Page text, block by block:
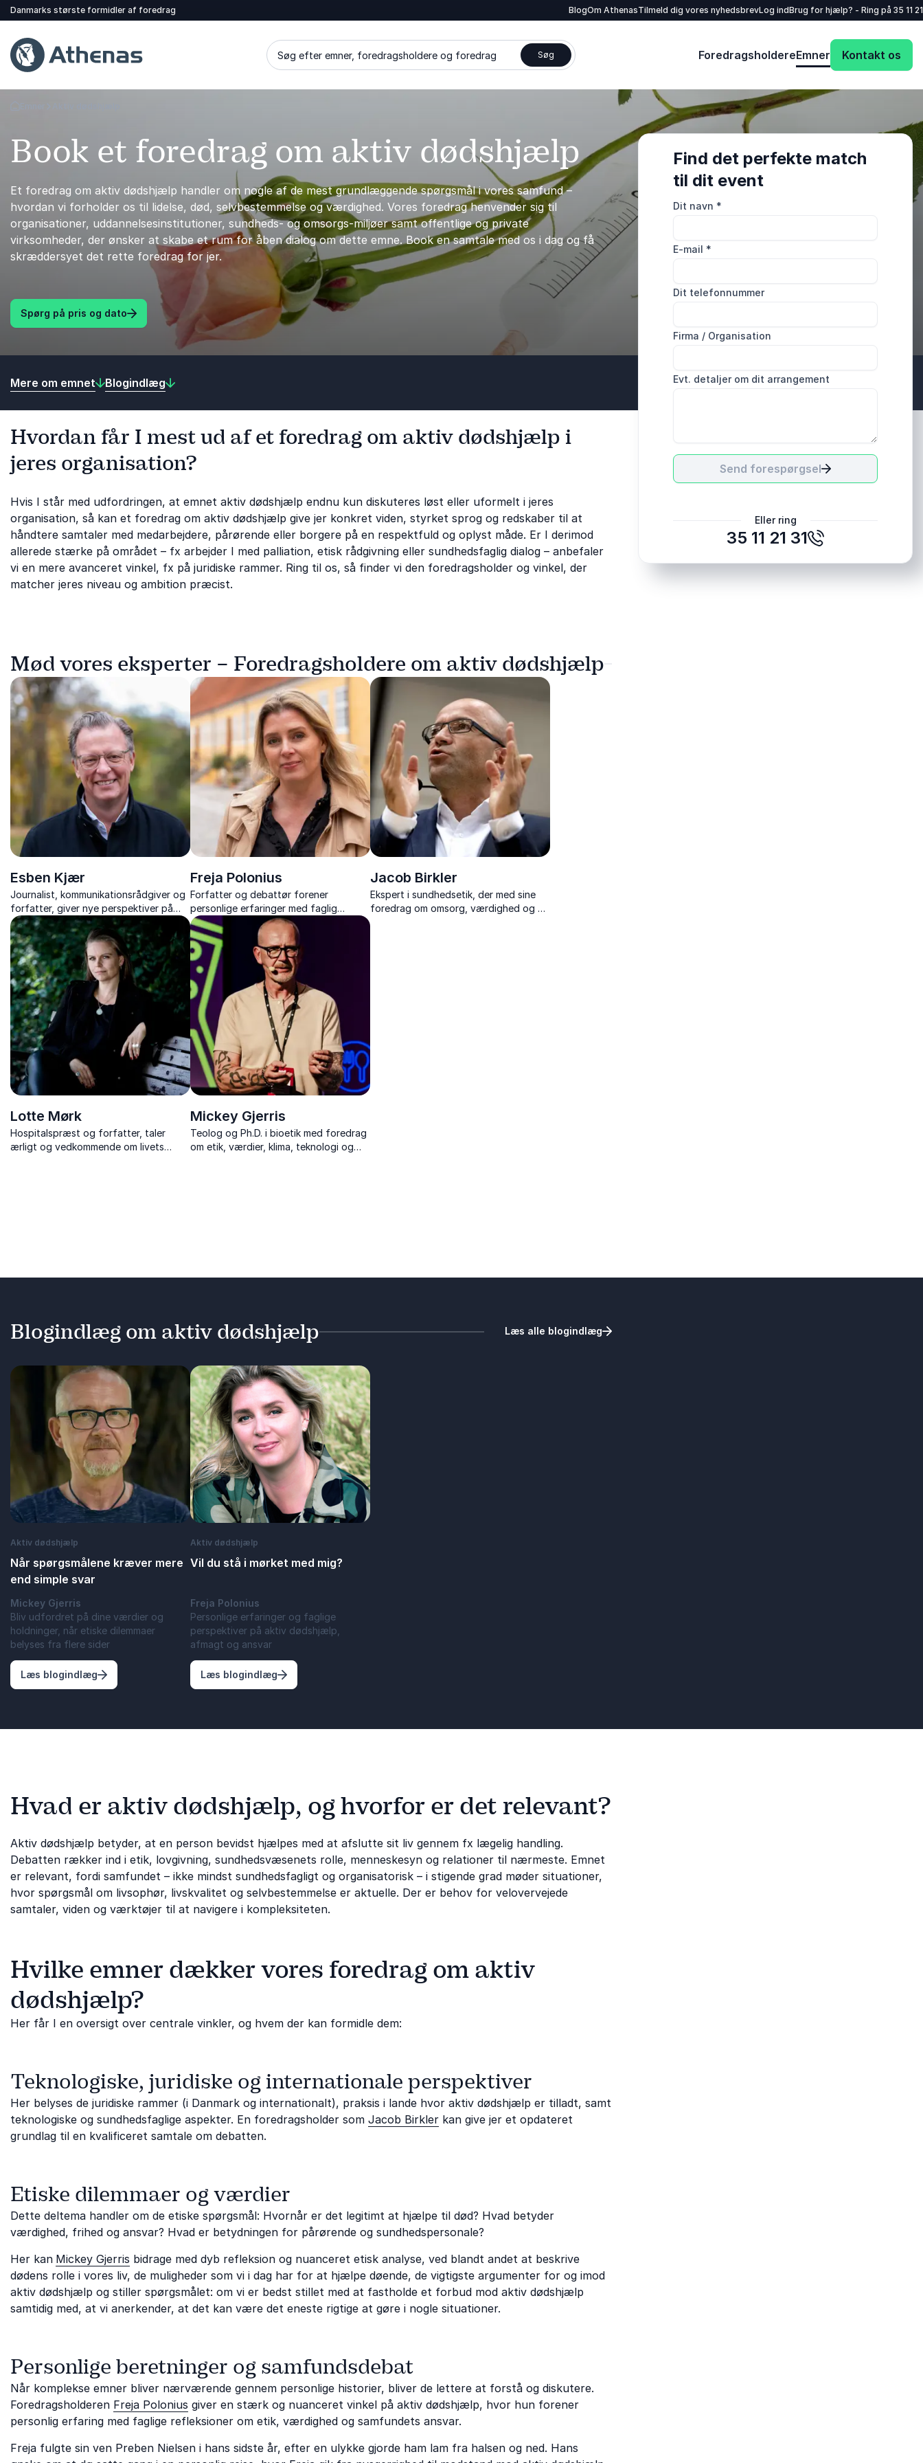
Danmarks største formidler af foredrag BlogOm AthenasTilmeld dig vores nyhedsbrevLog indBrug for hjælp? - Ring på 35 11
Søg efter emner, foredragsholdere og foredrag Søg ForedragsholdereEmner Kontakt os
Tilbage til forsiden
Book et foredrag om aktiv dødshjælp
Et foredrag om aktiv dødshjælp handler om nogle af de mest grundlæggende spørgsmål i vores samfund –
hvordan vi forholder os til lidelse, død, selvbestemmelse og værdighed. Vores foredrag henvender sig til
organisationer, uddannelsesinstitutioner, sundheds- og omsorgs-miljøer samt offentlige og private
virksomheder, der ønsker at skabe et rum for åben dialog om dette emne. Book en samtale med os i dag og få
skræddersyet det rette foredrag for jer.
Spørg på pris og dato
Find det perfekte match
til dit event
Dit navn *
E-mail *
Dit telefonnummer
Firma / Organisation
Evt. detaljer om dit arrangement
Send forespørgsel
Eller ring
35 11 21 31
Mere om emnet Blogindlæg
Hvordan får I mest ud af et foredrag om aktiv dødshjælp i
jeres organisation?
Hvis I står med udfordringen, at emnet aktiv dødshjælp endnu kun diskuteres løst eller uformelt i jeres
organisation, så kan et foredrag om aktiv dødshjælp give jer konkret viden, styrket sprog og redskaber til at
håndtere samtaler med medarbejdere, pårørende eller borgere på en respektfuld og oplyst måde. Er I derimod
allerede stærke på området – fx arbejder I med palliation, etisk rådgivning eller sundhedsfaglig dialog – anbefaler
vi en mere avanceret vinkel, fx på juridiske rammer. Ring til os, så finder vi den foredragsholder og vinkel, der
matcher jeres niveau og ambition præcist.
Mød vores eksperter – Foredragsholdere om aktiv dødshjælp
Esben Kjær
Journalist, kommunikationsrådgiver og
forfatter, giver nye perspektiver på
livet, døden og arbejdslivet
Freja Polonius
Forfatter og debattør forener
personlige erfaringer med faglig
indsigt i aktiv dødshjælp og rejser
spørgsmål om samfund, menneskesyn
og etiske overvejelser.
Jacob Birkler
Ekspert i sundhedsetik, der med sine
foredrag om omsorg, værdighed og de
etiske dilemmaer i sundhedssektoren,
Lotte Mørk
Hospitalspræst og forfatter, taler
ærligt og vedkommende om livets
Mickey Gjerris
Teolog og Ph.D. i bioetik med foredrag
om etik, værdier, klima, teknologi og
Blogindlæg om aktiv dødshjælp
Aktiv dødshjælp
Når spørgsmålene kræver mere
end simple svar
Mickey Gjerris
Bliv udfordret på dine værdier og
holdninger, når etiske dilemmaer
belyses fra flere sider
Læs blogindlæg: Når spørgsmålene kræver mere end simple svar
Aktiv dødshjælp
Vil du stå i mørket med mig?
Freja Polonius
Personlige erfaringer og faglige
perspektiver på aktiv dødshjælp,
afmagt og ansvar
Læs blogindlæg: Vil du stå i mørket med mig?
Læs alle blogindlæg
Hvad er aktiv dødshjælp, og hvorfor er det relevant?
Aktiv dødshjælp betyder, at en person bevidst hjælpes med at afslutte sit liv gennem fx lægelig handling.
Debatten rækker ind i etik, lovgivning, sundhedsvæsenets rolle, menneskesyn og relationer til nærmeste. Emnet
er relevant, fordi samfundet – ikke mindst sundhedsfagligt og organisatorisk – i stigende grad møder situationer,
hvor spørgsmål om livsophør, livskvalitet og selvbestemmelse er aktuelle. Der er behov for velovervejede
samtaler, viden og værktøjer til at navigere i kompleksiteten.
Hvilke emner dækker vores foredrag om aktiv
dødshjælp?
Her får I en oversigt over centrale vinkler, og hvem der kan formidle dem:
Teknologiske, juridiske og internationale perspektiver
Her belyses de juridiske rammer (i Danmark og internationalt), praksis i lande hvor aktiv dødshjælp er tilladt, samt
teknologiske og sundhedsfaglige aspekter. En foredragsholder som Jacob Birkler kan give jer et opdateret
grundlag til en kvalificeret samtale om debatten.
Etiske dilemmaer og værdier
Dette deltema handler om de etiske spørgsmål: Hvornår er det legitimt at hjælpe til død? Hvad betyder
værdighed, frihed og ansvar? Hvad er betydningen for pårørende og sundhedspersonale?
Her kan Mickey Gjerris bidrage med dyb refleksion og nuanceret etisk analyse, ved blandt andet at beskrive
dødens rolle i vores liv, de muligheder som vi i dag har for at hjælpe døende, de vigtigste argumenter for og imod
aktiv dødshjælp og stiller spørgsmålet: om vi er bedst stillet med at fastholde et forbud mod aktiv dødshjælp
samtidig med, at vi anerkender, at det kan være det eneste rigtige at gøre i nogle situationer.
Personlige beretninger og samfundsdebat
Når komplekse emner bliver nærværende gennem personlige historier, bliver de lettere at forstå og diskutere.
Foredragsholderen Freja Polonius giver en stærk og nuanceret vinkel på aktiv dødshjælp, hvor hun forener
personlig erfaring med faglige refleksioner om etik, værdighed og samfundets ansvar.
Freja fulgte sin ven Preben Nielsen i hans sidste år, efter en ulykke gjorde ham lam fra halsen og ned. Hans